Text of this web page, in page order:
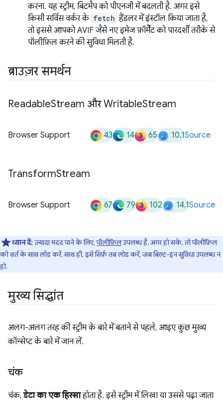
करना. यह स्ट्रीम, बिटमैप को पीएनजी में बदलती है. अगर इसे
किसी सर्विस वर्कर के fetch हैंडलर में इंस्टॉल किया जाता है,
तो इससे आपको AVIF जैसे नए इमेज फ़ॉर्मैट को पारदर्शी तरीके से
पॉलीफ़िल करने की सुविधा मिलती है.
ब्राउज़र समर्थन
ReadableStream और WritableStream
Browser Support 43 14 65 10.1Source
TransformStream
Browser Support 67 79 102 14.1Source
ध्यान दें:ज़्यादा मदद पाने के लिए,पॉलीफ़िलउपलब्ध है. अगर हो सके, तो पॉलीफ़िल
को शर्त के साथ लोड करें. साथ ही, इसे सिर्फ़ तब लोड करें, जब बिल्ट-इन सुविधा उपलब्ध न
हो.
मुख्य सिद्धांत
अलग-अलग तरह की स्ट्रीम के बारे में बताने से पहले, आइए कुछ मुख्य
कॉन्सेप्ट के बारे में जान लें.
चंक
चंक,डेटा का एक हिस्साहोता है. इसे स्ट्रीम में लिखा या उससे पढ़ा जाता